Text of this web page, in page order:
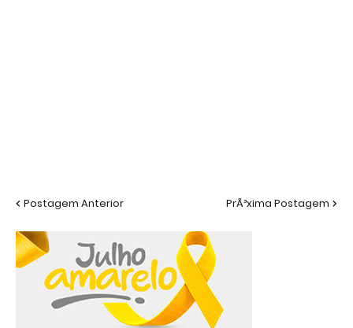
Postagem Anterior PrÃ³xima Postagem